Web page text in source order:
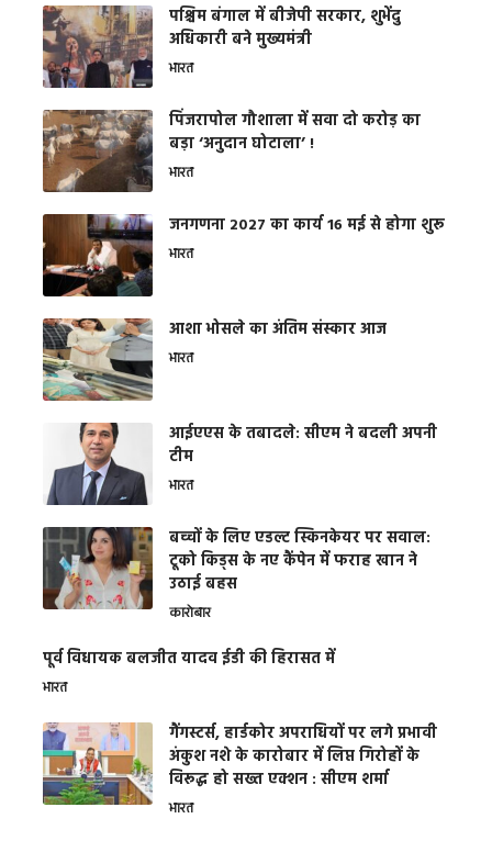
पश्चिम बंगाल में बीजेपी सरकार, शुभेंदु
अधिकारी बने मुख्यमंत्री
भारत
​पिंजरापोल गौशाला में सवा दो करोड़ का
बड़ा ‘अनुदान घोटाला’ !
भारत
जनगणना 2027 का कार्य 16 मई से होगा शुरू
भारत
आशा भोसले का अंतिम संस्कार आज
भारत
आईएएस के तबादले: सीएम ने बदली अपनी
टीम
भारत
बच्चों के लिए एडल्ट स्किनकेयर पर सवाल:
टूको किड्स के नए कैंपेन में फराह खान ने
उठाई बहस
कारोबार
पूर्व विधायक बलजीत यादव ईडी की हिरासत में
भारत
गैंगस्टर्स, हार्डकोर अपराधियों पर लगे प्रभावी
अंकुश नशे के कारोबार में लिप्त गिरोहों के
विरूद्ध हो सख्त एक्शन : सीएम शर्मा
भारत